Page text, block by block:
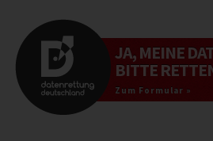
JA, MEINE
BITTE
Zum Formular »